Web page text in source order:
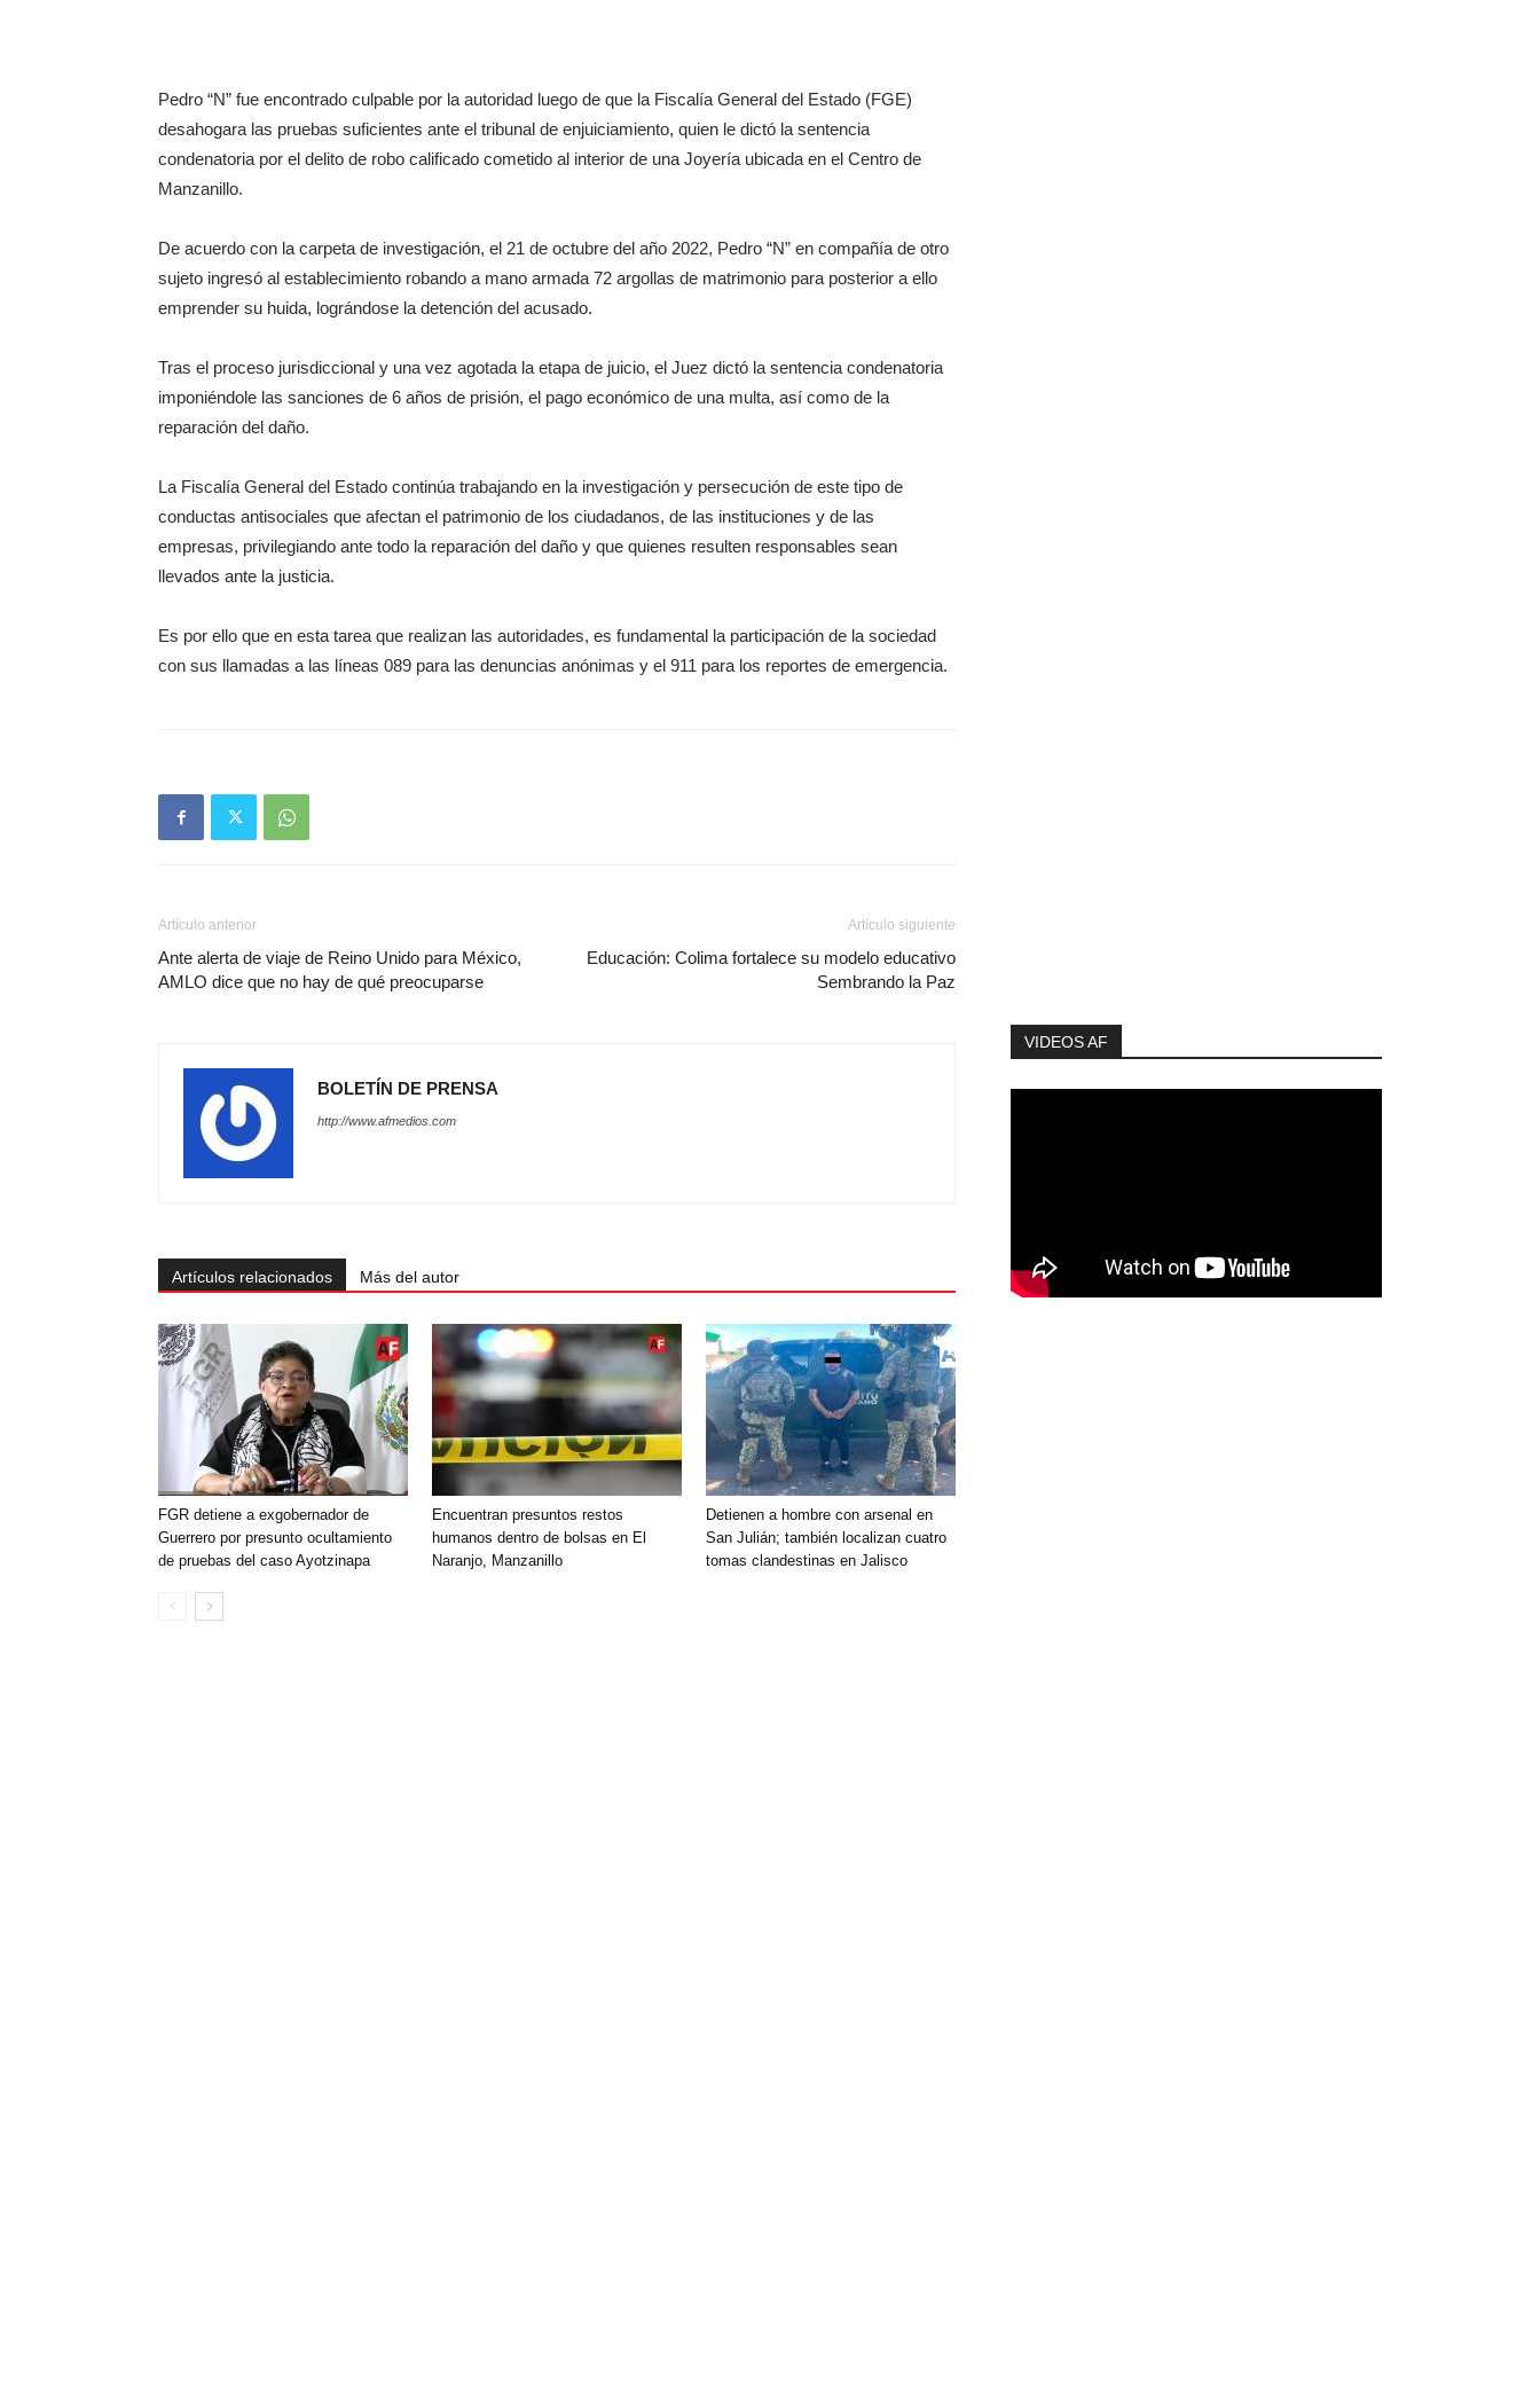
Pedro “N” fue encontrado culpable por la autoridad luego de que la Fiscalía General del Estado (FGE)
desahogara las pruebas suficientes ante el tribunal de enjuiciamiento, quien le dictó la sentencia
condenatoria por el delito de robo calificado cometido al interior de una Joyería ubicada en el Centro de
Manzanillo.
De acuerdo con la carpeta de investigación, el 21 de octubre del año 2022, Pedro “N” en compañía de otro
sujeto ingresó al establecimiento robando a mano armada 72 argollas de matrimonio para posterior a ello
emprender su huida, lográndose la detención del acusado.
Tras el proceso jurisdiccional y una vez agotada la etapa de juicio, el Juez dictó la sentencia condenatoria
imponiéndole las sanciones de 6 años de prisión, el pago económico de una multa, así como de la
reparación del daño.
La Fiscalía General del Estado continúa trabajando en la investigación y persecución de este tipo de
conductas antisociales que afectan el patrimonio de los ciudadanos, de las instituciones y de las
empresas, privilegiando ante todo la reparación del daño y que quienes resulten responsables sean
llevados ante la justicia.
Es por ello que en esta tarea que realizan las autoridades, es fundamental la participación de la sociedad
con sus llamadas a las líneas 089 para las denuncias anónimas y el 911 para los reportes de emergencia.
Artículo anterior
Ante alerta de viaje de Reino Unido para México,
AMLO dice que no hay de qué preocuparse
Artículo siguiente
Educación: Colima fortalece su modelo educativo
Sembrando la Paz
BOLETÍN DE PRENSA
http://www.afmedios.com
Artículos relacionados Más del autor
FGR detiene a exgobernador de
Guerrero por presunto ocultamiento
de pruebas del caso Ayotzinapa
Encuentran presuntos restos
humanos dentro de bolsas en El
Naranjo, Manzanillo
Detienen a hombre con arsenal en
San Julián; también localizan cuatro
tomas clandestinas en Jalisco
VIDEOS AF